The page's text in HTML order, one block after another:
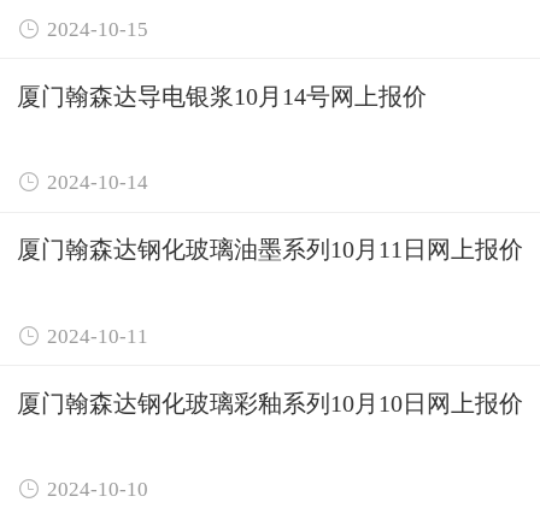
 2024-10-15
厦门翰森达导电银浆10月14号网上报价
 2024-10-14
厦门翰森达钢化玻璃油墨系列10月11日网上报价
 2024-10-11
厦门翰森达钢化玻璃彩釉系列10月10日网上报价
 2024-10-10